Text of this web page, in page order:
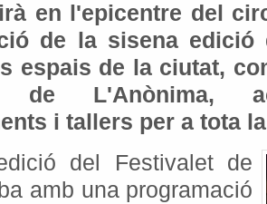
en l'epicentre del
de la sisena edició
espais de la ciutat,
de L'Anònima,
i tallers per a tota
del Festivalet de
amb una programació